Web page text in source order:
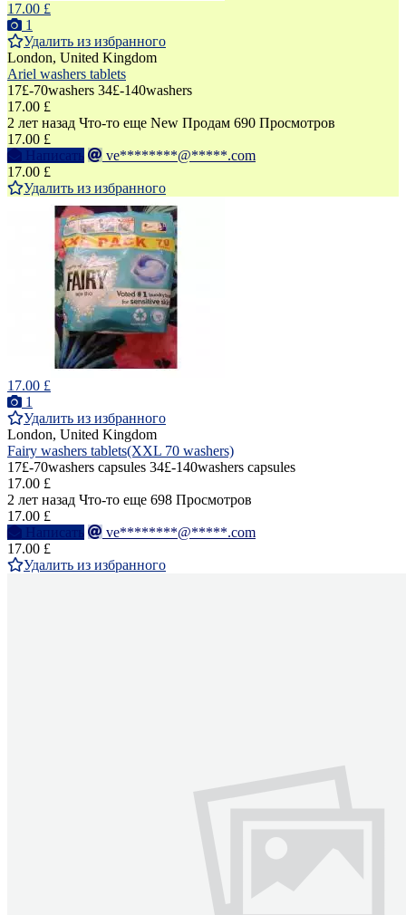
17.00 £
1
Удалить из избранного
London, United Kingdom
Ariel washers tablets
17£-70washers 34£-140washers
17.00 £
2 лет назад Что-то еще New Продам 690 Просмотров
17.00 £
Написать
ve********@*****.com
17.00 £
Удалить из избранного
17.00 £
1
Удалить из избранного
London, United Kingdom
Fairy washers tablets(XXL 70 washers)
17£-70washers capsules 34£-140washers capsules
17.00 £
2 лет назад Что-то еще 698 Просмотров
17.00 £
Написать
ve********@*****.com
17.00 £
Удалить из избранного